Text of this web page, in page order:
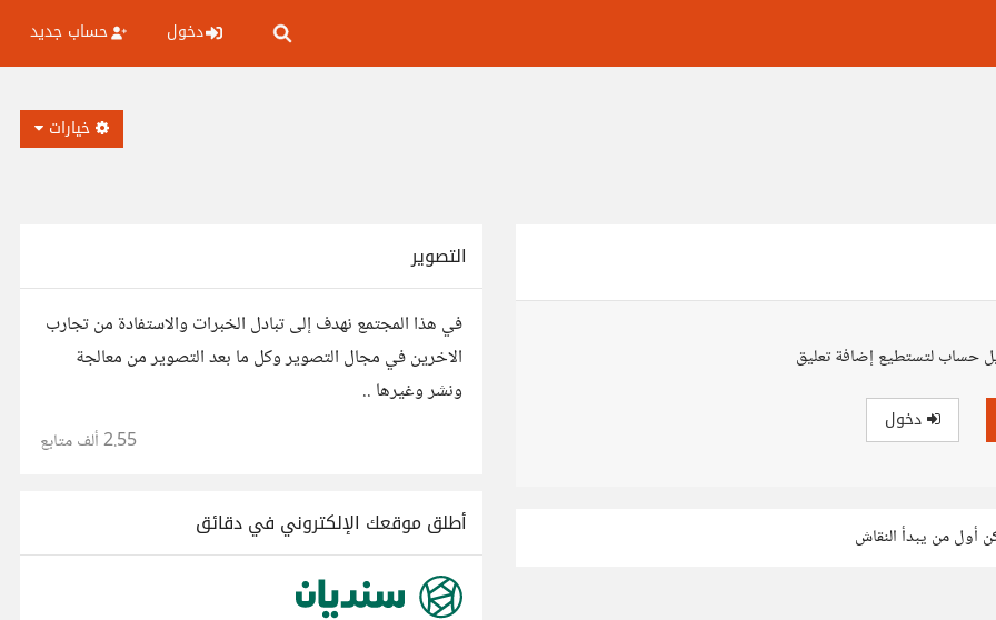
دخول حساب جديد
خيارات
حساب لتستطيع إضافة تعليق
دخول
أول من يبدأ النقاش
التصوير
في هذا المجتمع نهدف إلى تبادل الخبرات والاستفادة من تجارب
الاخرين في مجال التصوير وكل ما بعد التصوير من معالجة
ونشر وغيرها ..
2.55 ألف متابع
أطلق موقعك الإلكتروني في دقائق